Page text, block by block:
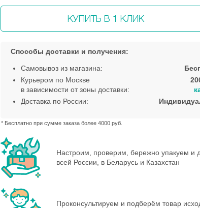
КУПИТЬ В 1 КЛИК
Способы доставки и получения:
Самовывоз из магазина:
Курьером по Москве
в зависимости от зоны доставки:
* Бесплатно при сумме заказа более 4000 руб.
Доставка по России:
Настроим, проверим, бережно упакуем и
всей России, в Беларусь и Казахстан
Проконсультируем и подберём товар